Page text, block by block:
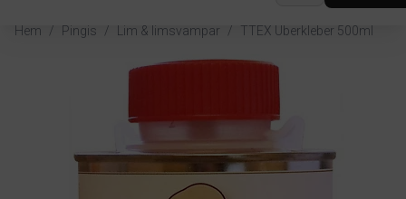
Hem / Pingis / Lim & limsvampar / TTEX Überkleber 500ml